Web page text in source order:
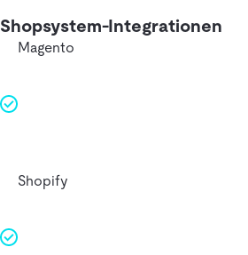
Shopsystem-Integrationen
Magento
Shopify